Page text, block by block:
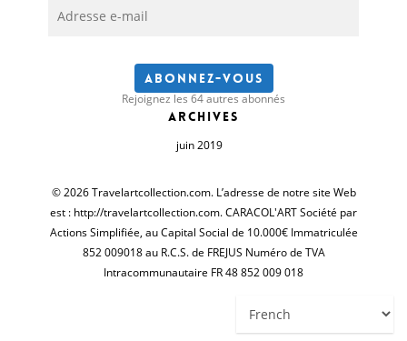
e-
Abonnez-vous
Rejoignez les 64 autres abonnés
Archives
juin 2019
© 2026 Travelartcollection.com. L’adresse de notre site Web
est : http://travelartcollection.com. CARACOL'ART Société par
Actions Simplifiée, au Capital Social de 10.000€ Immatriculée
852 009018 au R.C.S. de FREJUS Numéro de TVA
Intracommunautaire FR 48 852 009 018